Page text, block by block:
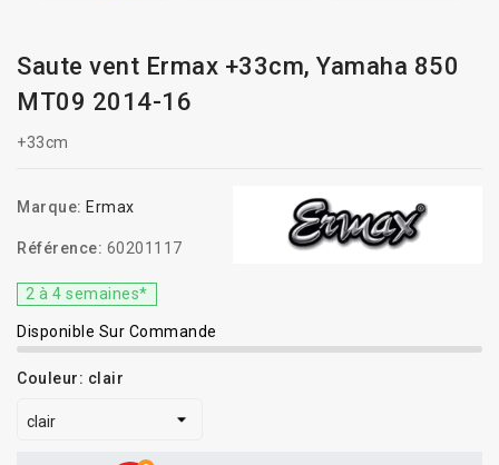
Saute vent Ermax +33cm, Yamaha 850
MT09 2014-16
+33cm
Marque: Ermax
Référence: 60201117
2 à 4 semaines*
Disponible Sur Commande
Couleur: clair